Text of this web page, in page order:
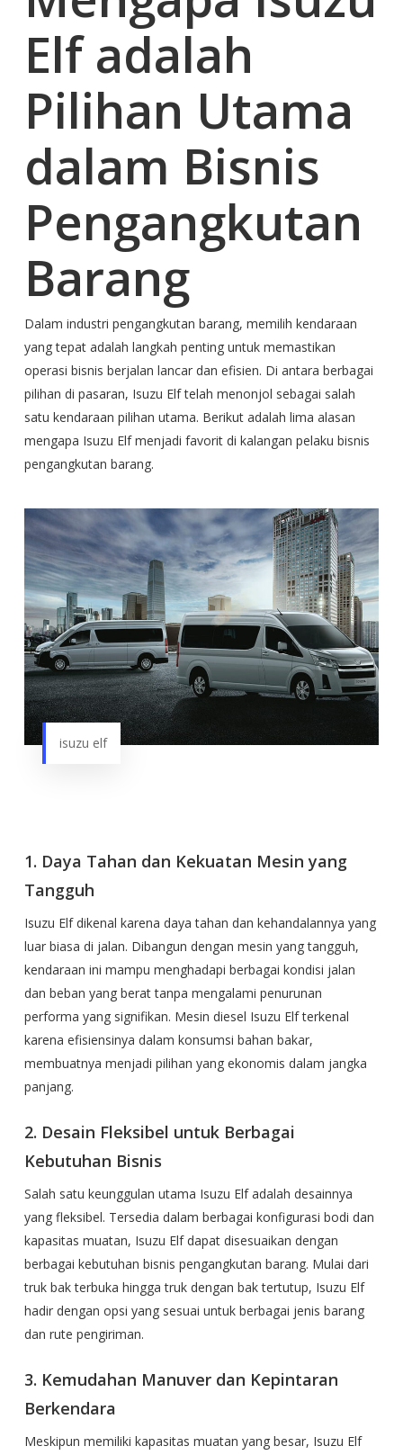
Elf adalah
Pilihan Utama
dalam Bisnis
Pengangkutan
Barang
Dalam industri pengangkutan barang, memilih kendaraan
yang tepat adalah langkah penting untuk memastikan
operasi bisnis berjalan lancar dan efisien. Di antara berbagai
pilihan di pasaran, Isuzu Elf telah menonjol sebagai salah
satu kendaraan pilihan utama. Berikut adalah lima alasan
mengapa Isuzu Elf menjadi favorit di kalangan pelaku bisnis
pengangkutan barang.
isuzu elf
1. Daya Tahan dan Kekuatan Mesin yang
Tangguh
Isuzu Elf dikenal karena daya tahan dan kehandalannya yang
luar biasa di jalan. Dibangun dengan mesin yang tangguh,
kendaraan ini mampu menghadapi berbagai kondisi jalan
dan beban yang berat tanpa mengalami penurunan
performa yang signifikan. Mesin diesel Isuzu Elf terkenal
karena efisiensinya dalam konsumsi bahan bakar,
membuatnya menjadi pilihan yang ekonomis dalam jangka
panjang.
2. Desain Fleksibel untuk Berbagai
Kebutuhan Bisnis
Salah satu keunggulan utama Isuzu Elf adalah desainnya
yang fleksibel. Tersedia dalam berbagai konfigurasi bodi dan
kapasitas muatan, Isuzu Elf dapat disesuaikan dengan
berbagai kebutuhan bisnis pengangkutan barang. Mulai dari
truk bak terbuka hingga truk dengan bak tertutup, Isuzu Elf
hadir dengan opsi yang sesuai untuk berbagai jenis barang
dan rute pengiriman.
3. Kemudahan Manuver dan Kepintaran
Berkendara
Meskipun memiliki kapasitas muatan yang besar, Isuzu Elf